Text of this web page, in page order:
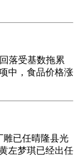
落受基数拖累
中，食品价格涨
雕已任晴隆县光
左梦琪已经出任